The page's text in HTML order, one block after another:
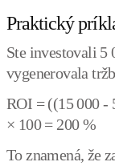
Praktický
Ste investovali 5
vygenerovala
ROI = ((15 000 -
× 100 = 200 %
To znamená, že